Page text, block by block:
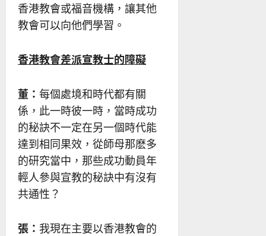
香港教會或福音機構，讓其他
教會可以向他們學習。
香港教會差派宣教士的障礙
董： 每個處境和時代都有關
係，此一時彼一時，當時成功
的秘訣不一定在另一個時代能
達到相同果效，從師母那麽多
的研究當中，那些成功動員年
輕人參與宣教的秘訣中有沒有
共通性？
張： 我現在主要以香港教會的